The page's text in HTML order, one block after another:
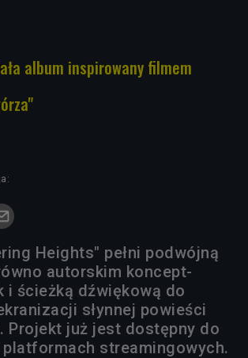
album inspirowany filmem
Heights" pełni podwójną
autorskim koncept-
i ścieżką dźwiękową do
słynnej powieści
Projekt już jest dostępny do
platformach streamingowych.